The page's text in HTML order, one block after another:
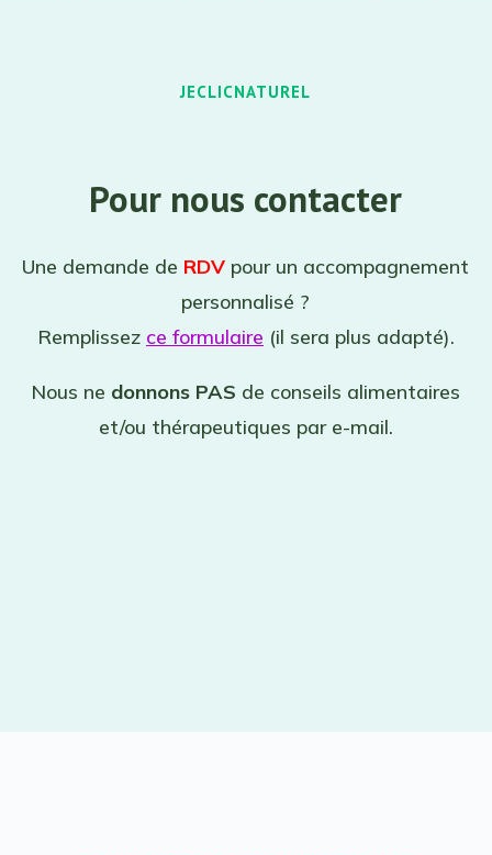
JECLICNATUREL
Pour nous contacter
Une demande de RDV pour un accompagnement
personnalisé ?
Remplissez ce formulaire (il sera plus adapté).
Nous ne donnons PAS de conseils alimentaires
et/ou thérapeutiques par e-mail.